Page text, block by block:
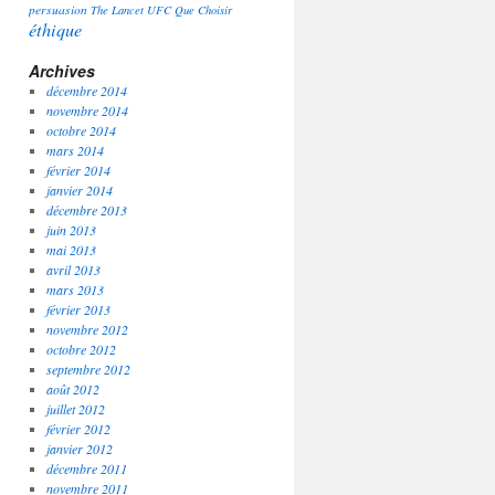
persuasion The Lancet UFC Que Choisir
éthique
Archives
décembre 2014
novembre 2014
octobre 2014
mars 2014
février 2014
janvier 2014
décembre 2013
juin 2013
mai 2013
avril 2013
mars 2013
février 2013
novembre 2012
octobre 2012
septembre 2012
août 2012
juillet 2012
février 2012
janvier 2012
décembre 2011
novembre 2011